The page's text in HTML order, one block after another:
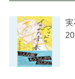
実